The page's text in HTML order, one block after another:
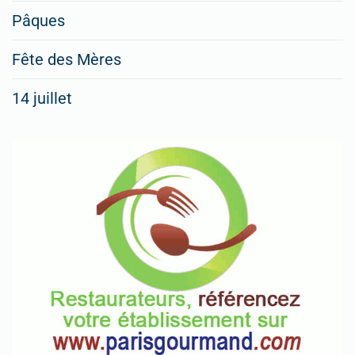
rubriques
Spéciales
Fêtes
Pour
enregistrer
votre
restaurant
Pâques
Fête des Mères
14 juillet